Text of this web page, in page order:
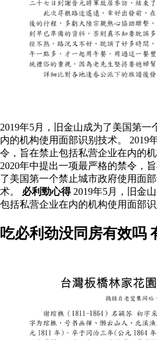
2019年5月，旧金山成为了美国第
内的机构使用面部识别技术。 2019
令，旨在禁止包括私营企业在内的
2020年中提出一项最严格的禁令，
了美国第一个禁止城市政府使用面
术。 必利勁心得2019年5月，旧金
包括私营企业在内的机构使用面部识
吃必利劲没同房有效吗